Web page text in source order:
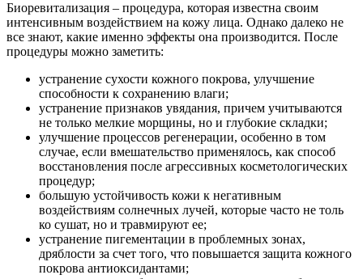
Биоревитализация – процедура, которая известна своим
интенсивным воздействием на кожу лица. Однако далеко не
все знают, какие именно эффекты она производится. После
процедуры можно заметить:
устранение сухости кожного покрова, улучшение
способности к сохранению влаги;
устранение признаков увядания, причем учитываются
не только мелкие морщины, но и глубокие складки;
улучшение процессов регенерации, особенно в том
случае, если вмешательство применялось, как способ
восстановления после агрессивных косметологических
процедур;
большую устойчивость кожи к негативным
воздействиям солнечных лучей, которые часто не толь
ко сушат, но и травмируют ее;
устранение пигементации в проблемных зонах,
дряблости за счет того, что повышается защита кожного
покрова антиоксидантами;